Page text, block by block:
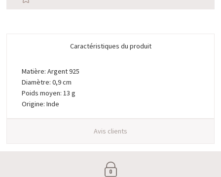
Caractéristiques du produit
Matière: Argent 925
Diamètre: 0,9 cm
Poids moyen: 13 g
Origine: Inde
Avis clients